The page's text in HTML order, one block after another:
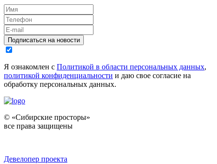
Подписаться на новости
Я ознакомлен с Политикой в области персональных данных,
политикой конфиденциальности и даю свое согласие на
обработку персональных данных.
© «Сибирские просторы»
все права защищены
Девелопер проекта